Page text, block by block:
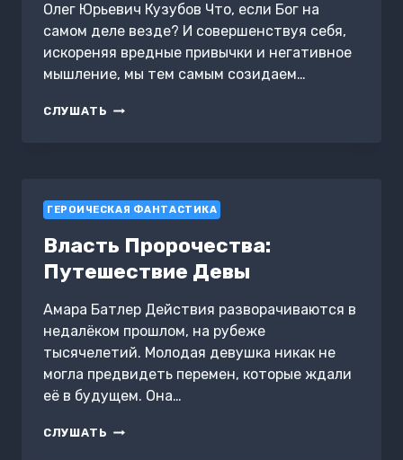
Олег Юрьевич Кузубов Что, если Бог на
самом деле везде? И совершенствуя себя,
искореняя вредные привычки и негативное
мышление, мы тем самым созидаем…
СЛУШАТЬ УБИТЬ
ГЕРОИЧЕСКАЯ ФАНТАСТИКА
Власть Пророчества:
Путешествие Девы
Амара Батлер Действия разворачиваются в
недалёком прошлом, на рубеже
тысячелетий. Молодая девушка никак не
могла предвидеть перемен, которые ждали
её в будущем. Она…
СЛУШАТЬ ВЛАСТЬ